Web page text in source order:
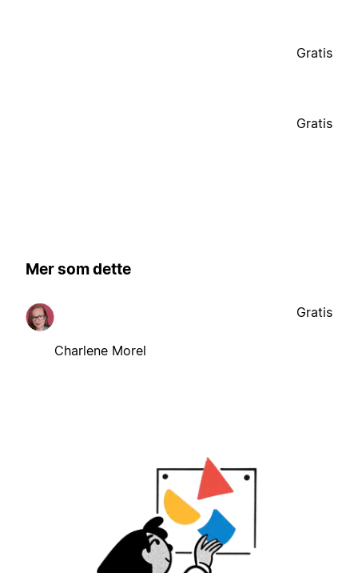
Gratis
Gratis
Mer som dette
Charlene Morel
Gratis